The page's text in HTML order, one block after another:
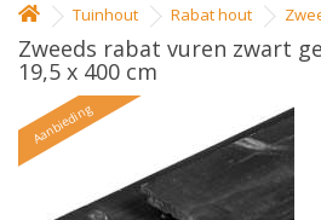
Tuinhout Rabat hout
Zweeds rabat vuren zwart
19,5 x 400 cm
Aanbieding